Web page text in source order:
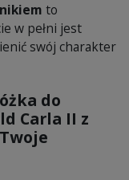
to
w pełni jest
swój charakter
do
Carla II z